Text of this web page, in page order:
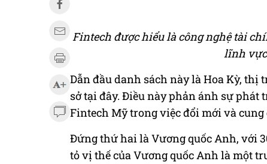
Fintech được hiểu là công nghệ tài
lĩnh
Dẫn đầu danh sách này là Hoa Kỳ, thị
sở tại đây. Điều này phản ánh sự phát
Fintech Mỹ trong việc đổi mới và
Đứng thứ hai là Vương quốc Anh, với
tỏ vị thế của Vương quốc Anh là một